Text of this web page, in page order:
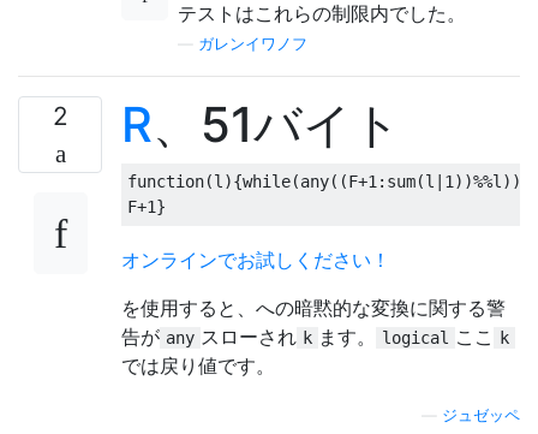
テストはこれらの制限内でした。
ガレンイワノフ
2 R、51バイト
function(l ){while(any((F+1 : sum(l 1 ))%%l ))
F+1}
オンラインでお試しください！
を使用すると、への暗黙的な変換に関する警
告が any スローされ k ます。 logical ここ k
では戻り値です。
ジュゼッペ